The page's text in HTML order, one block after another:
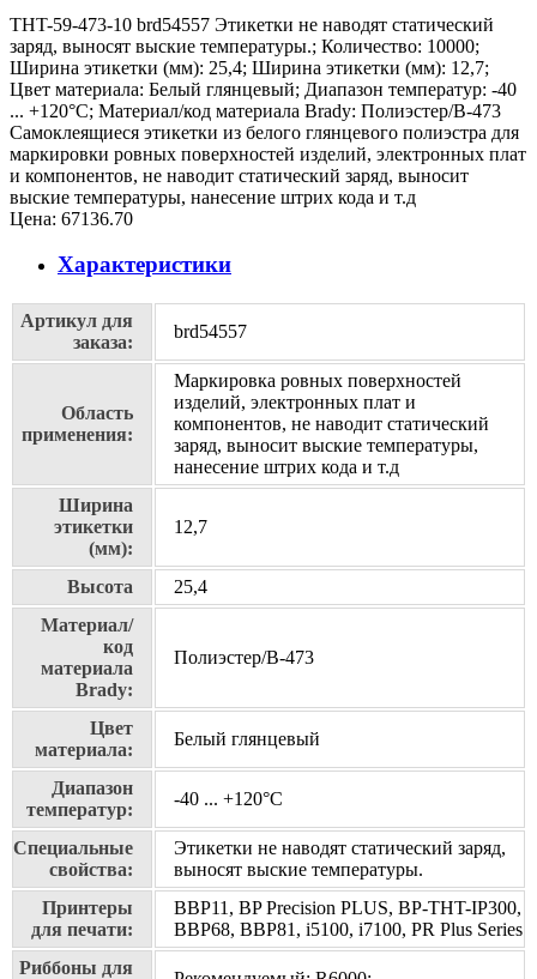
THT-59-473-10 brd54557 Этикетки не наводят статический
заряд, выносят выские температуры.; Количество: 10000;
Ширина этикетки (мм): 25,4; Ширина этикетки (мм): 12,7;
Цвет материала: Белый глянцевый; Диапазон температур: -40
... +120°С; Материал/код материала Brady: Полиэстер/В-473
Самоклеящиеся этикетки из белого глянцевого полиэстра для
маркировки ровных поверхностей изделий, электронных плат
и компонентов, не наводит статический заряд, выносит
выские температуры, нанесение штрих кода и т.д
Цена: 67136.70
Характеристики
Артикул для
заказа:
brd54557
Область
применения:
Маркировка ровных поверхностей
изделий, электронных плат и
компонентов, не наводит статический
заряд, выносит выские температуры,
нанесение штрих кода и т.д
Ширина
этикетки
(мм):
12,7
Высота
25,4
Материал/
код
материала
Brady:
Полиэстер/В-473
Цвет
материала:
Белый глянцевый
Диапазон
температур:
-40 ... +120°С
Специальные
свойства:
Этикетки не наводят статический заряд,
выносят выские температуры.
Принтеры
для печати:
BBP11, BP Precision PLUS, BP-THT-IP300,
BBP68, BBP81, i5100, i7100, PR Plus Series
Риббоны для